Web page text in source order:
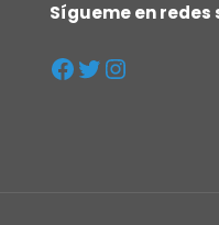
Sígueme en redes